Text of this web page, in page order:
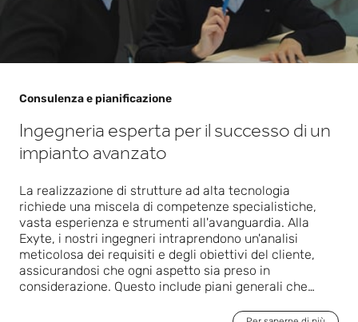
Consulenza e pianificazione
Ingegneria esperta per il successo di un
impianto avanzato
La realizzazione di strutture ad alta tecnologia
richiede una miscela di competenze specialistiche,
vasta esperienza e strumenti all'avanguardia. Alla
Exyte, i nostri ingegneri intraprendono un'analisi
meticolosa dei requisiti e degli obiettivi del cliente,
assicurandosi che ogni aspetto sia preso in
considerazione. Questo include piani generali che
di localizzazione, nonché valutazioni dei rischi. Questo